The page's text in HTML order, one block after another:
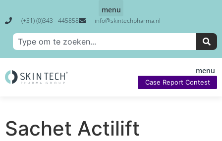
(+31) (0)343 - 445858 info@skintechpharma.nl
Case Report Contest
Sachet Actilift